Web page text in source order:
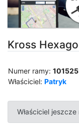
Kross
Numer ramy:
Właściciel:Patryk
Właściciel